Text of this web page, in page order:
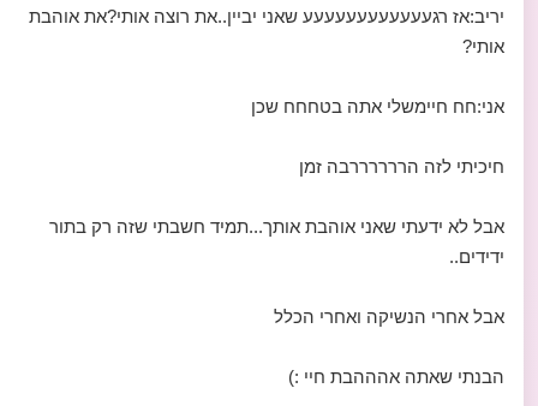
יריב:אז רגעעעעעעעעעעעע שאני יביין..את רוצה אותי?את אוהבת
אותי?
אני:חח חיימשלי אתה בטחחח שכן
חיכיתי לזה הררררררבה זמן
אבל לא ידעתי שאני אוהבת אותך...תמיד חשבתי שזה רק בתור
ידידים..
אבל אחרי הנשיקה ואחרי הכלל
הבנתי שאתה אהההבת חיי :)